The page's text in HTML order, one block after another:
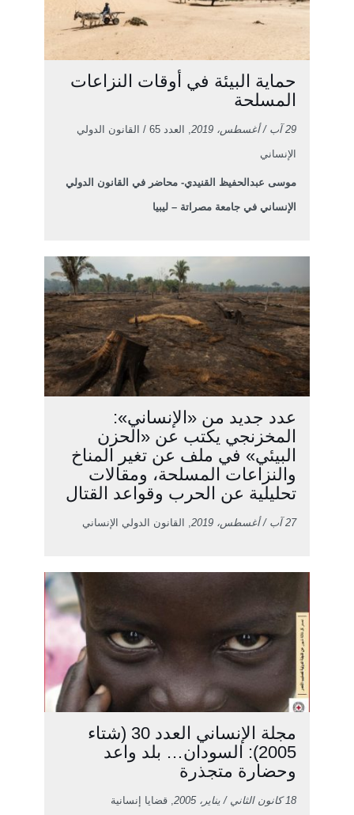
حماية البيئة في أوقات النزاعات
المسلحة
29 آب / أغسطس، 2019 , العدد 65 / القانون الدولي
الإنساني
موسى عبدالحفيظ القنيدي- محاضر في القانون الدولي
الإنساني في جامعة مصراتة – ليبيا
عدد جديد من «الإنساني»:
المخزنجي يكتب عن «الحزن
البيئي» في ملف عن تغير المناخ
والنزاعات المسلحة، ومقالات
تحليلية عن الحرب وقواعد القتال
27 آب / أغسطس، 2019 , القانون الدولي الإنساني
مجلة الإنساني العدد 30 (شتاء
2005): السودان… بلد واعد
وحضارة متجذرة
18 كانون الثاني / يناير، 2005 , قضايا إنسانية